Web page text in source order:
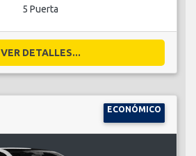
5 Puerta
VER DETALLES...
ECONÓMICO